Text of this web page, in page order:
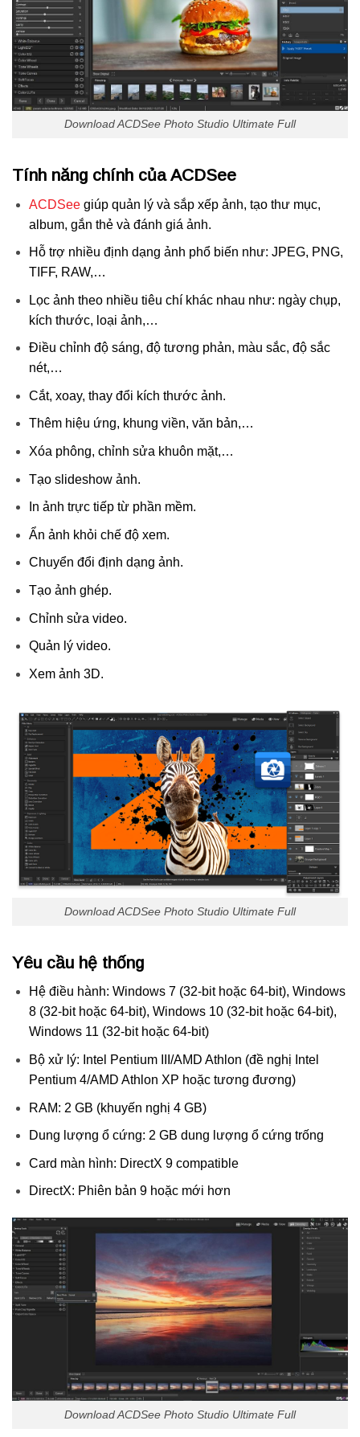
Download ACDSee Photo Studio Ultimate Full
Tính năng chính của ACDSee
ACDSeegiúp quản lý và sắp xếp ảnh, tạo thư mục,
album, gắn thẻ và đánh giá ảnh.
Hỗ trợ nhiều định dạng ảnh phổ biến như: JPEG, PNG,
TIFF, RAW,…
Lọc ảnh theo nhiều tiêu chí khác nhau như: ngày chụp,
kích thước, loại ảnh,…
Điều chỉnh độ sáng, độ tương phản, màu sắc, độ sắc
nét,…
Cắt, xoay, thay đổi kích thước ảnh.
Thêm hiệu ứng, khung viền, văn bản,…
Xóa phông, chỉnh sửa khuôn mặt,…
Tạo slideshow ảnh.
In ảnh trực tiếp từ phần mềm.
Ẩn ảnh khỏi chế độ xem.
Chuyển đổi định dạng ảnh.
Tạo ảnh ghép.
Chỉnh sửa video.
Quản lý video.
Xem ảnh 3D.
Download ACDSee Photo Studio Ultimate Full
Yêu cầu hệ thống
Hệ điều hành: Windows 7 (32-bit hoặc 64-bit), Windows
8 (32-bit hoặc 64-bit), Windows 10 (32-bit hoặc 64-bit),
Windows 11 (32-bit hoặc 64-bit)
Bộ xử lý: Intel Pentium III/AMD Athlon (đề nghị Intel
Pentium 4/AMD Athlon XP hoặc tương đương)
RAM: 2 GB (khuyến nghị 4 GB)
Dung lượng ổ cứng: 2 GB dung lượng ổ cứng trống
Card màn hình: DirectX 9 compatible
DirectX: Phiên bản 9 hoặc mới hơn
Download ACDSee Photo Studio Ultimate Full